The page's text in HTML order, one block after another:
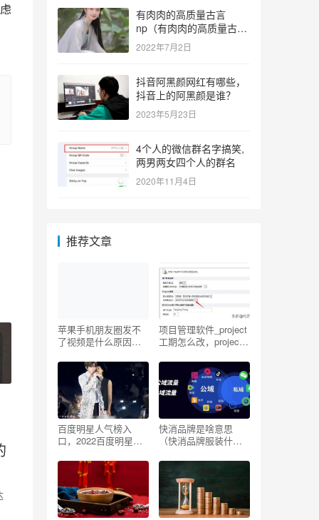
有肉肉的高质量古言
np（有肉肉的高质量古言
np推荐）
2022年7月2日
抖音阿黑颜网红有哪些，
抖音上的阿黑颜是谁？
2023年5月23日
4个人的微信群名字搞笑,
两男两女四个人的群名
2020年11月4日
推荐文章
苹果手机朋友圈发不
了视频是什么原因苹
圈发不了视频？
项目管理软件_project
工期怎么改，project
改？
百度明星人气榜入
口，2022百度明星人
快消品牌是啥意思
（快消品牌服装什么